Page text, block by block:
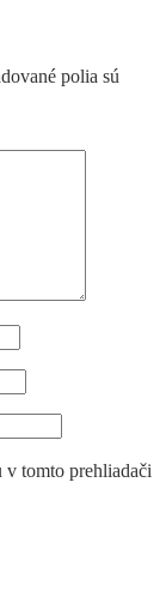
polia sú
tomto prehliadači